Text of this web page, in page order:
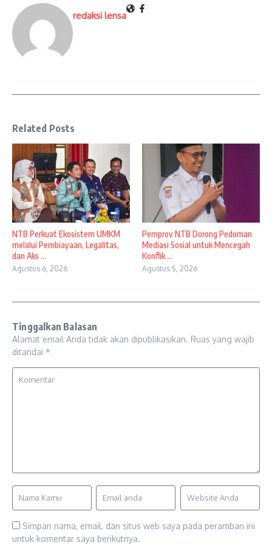
redaksi lensa
Related Posts
NTB Perkuat Ekosistem UMKM
melalui Pembiayaan, Legalitas,
dan Aks ...
Agustus 6, 2026
Pemprov NTB Dorong Pedoman
Mediasi Sosial untuk Mencegah
Konflik ...
Agustus 5, 2026
Tinggalkan Balasan
Alamat email Anda tidak akan dipublikasikan. Ruas yang wajib
ditandai *
Simpan nama, email, dan situs web saya pada peramban ini
untuk komentar saya berikutnya.